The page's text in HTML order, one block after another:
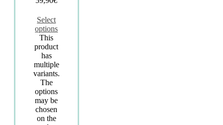
Select
options
This
product
has
multiple
variants.
The
options
may be
chosen
on the